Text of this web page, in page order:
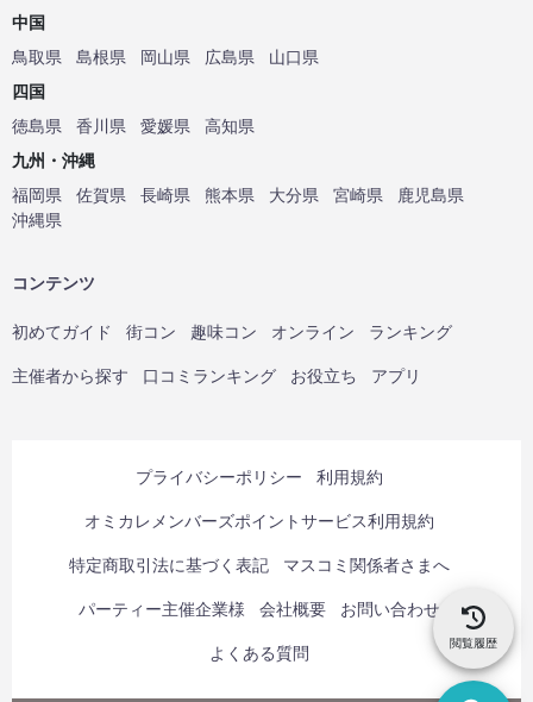
閲覧履歴
中国
鳥取県
島根県 岡山県 広島県
山口県
四国
徳島県
香川県 愛媛県
高知県
九州・沖縄
福岡県
佐賀県 長崎県 熊本県 大分県 宮崎県
鹿児島県
沖縄県
コンテンツ
初めてガイド 街コン 趣味コン オンライン ランキング
主催者から探す 口コミランキング お役立ち アプリ
プライバシーポリシー 利用規約
オミカレメンバーズポイントサービス利用規約
特定商取引法に基づく表記 マスコミ関係者さまへ
パーティー主催企業様 会社概要 お問い合わせ
よくある質問